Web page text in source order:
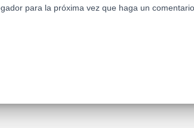
para la próxima vez que haga un